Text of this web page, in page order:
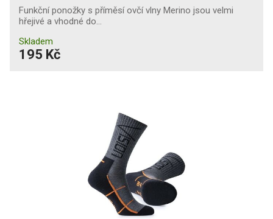
Funkční ponožky s příměsí ovčí vlny Merino jsou velmi
hřejivé a vhodné do…
Skladem
195 Kč